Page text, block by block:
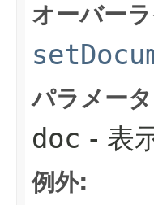
オーバー
パラメー
doc - 表
例外: